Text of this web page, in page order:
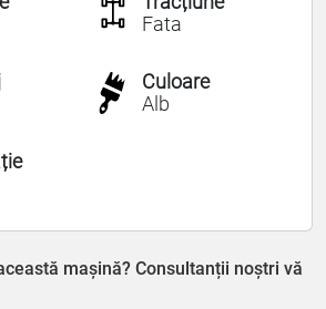
Fata
Culoare
Alb
mașină? Consultanții noștri vă